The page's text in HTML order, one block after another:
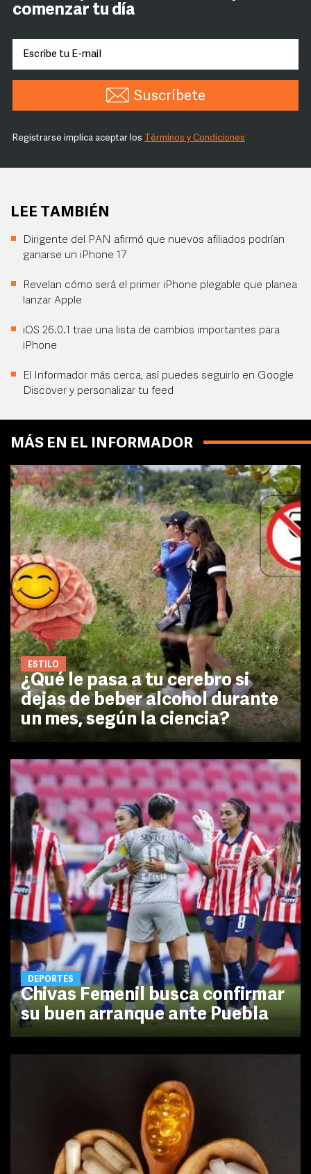
comenzar tu día
Suscríbete
Registrarse implica aceptar los Términos y Condiciones
LEE TAMBIÉN
Dirigente del PAN afirmó que nuevos afiliados podrían
ganarse un iPhone 17
Revelan cómo será el primer iPhone plegable que planea
lanzar Apple
iOS 26.0.1 trae una lista de cambios importantes para
iPhone
El Informador más cerca, así puedes seguirlo en Google
Discover y personalizar tu feed
MÁS EN EL INFORMADOR
ESTILO
¿Qué le pasa a tu cerebro si
dejas de beber alcohol durante
un mes, según la ciencia?
DEPORTES
Chivas Femenil busca confirmar
su buen arranque ante Puebla